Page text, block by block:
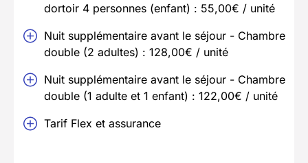
dortoir 4 personnes (enfant) : 55,00€ / unité
Nuit supplémentaire avant le séjour - Chambre
double (2 adultes) : 128,00€ / unité
Nuit supplémentaire avant le séjour - Chambre
double (1 adulte et 1 enfant) : 122,00€ / unité
Tarif Flex et assurance